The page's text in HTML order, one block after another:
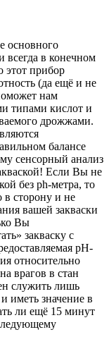
основного
всегда в конечном
этот прибор
(да ещё и не
нам
типами кислот и
дрожжами.
балансе
сенсорный анализ
Если Вы не
без ph-метра, то
в сторону и не
вашей закваски
Вы
закваску с
pH-
относительно
врагов в стан
служить лишь
иметь значение в
ли ещё 15 минут